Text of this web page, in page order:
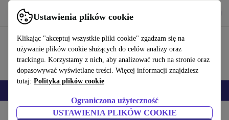
Ustawienia plików cookie
Klikając "akceptuj wszystkie pliki cookie" zgadzam się na
używanie plików cookie służących do celów analizy oraz
trackingu. Korzystamy z nich, aby analizować ruch na stronie oraz
dopasowywać wyświetlane treści. Więcej informacji znajdziesz
tutaj: Polityka plików cookie
Ograniczona użyteczność
USTAWIENIA PLIKÓW COOKIE
Korzystaj z refurbed szybko i łatwo
Produkty Ogród Kosiarki